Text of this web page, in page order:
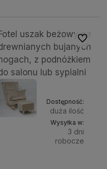
uszak beżowy na
bujanych
z podnóżkiem
salonu lub sypialni
Dostępność:
duża ilość
Wysyłka w:
3 dni
robocze
Do